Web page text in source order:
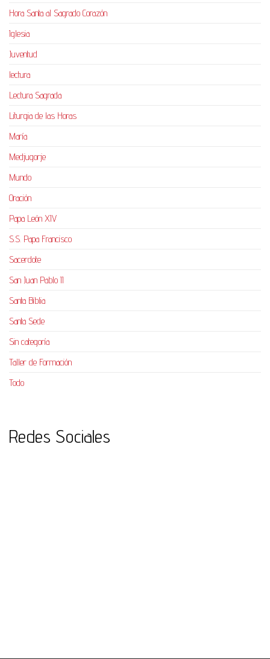
Hora Santa al Sagrado Corazón
Iglesia
Juventud
lectura
Lectura Sagrada
Liturgia de las Horas
María
Medjugorje
Mundo
Oración
Papa León XIV
S.S. Papa Francisco
Sacerdote
San Juan Pablo II
Santa Biblia
Santa Sede
Sin categoría
Taller de Formación
Todo
Redes Sociales